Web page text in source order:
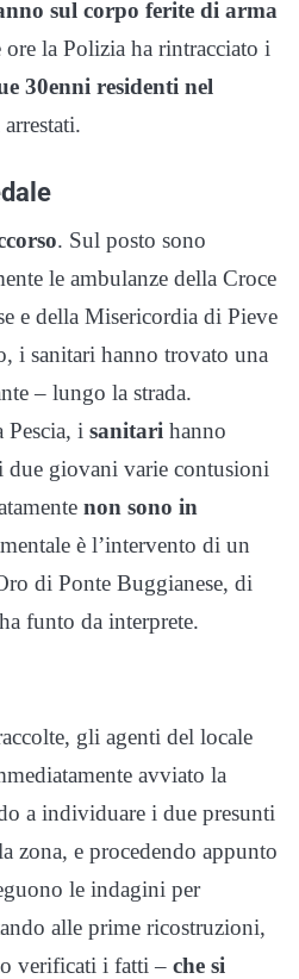
sul corpo ferite di arma
la Polizia ha rintracciato i
30enni residenti nel
. Sul posto sono
le ambulanze della Croce
e della Misericordia di Pieve
i sanitari hanno trovato una
– lungo la strada.
Pescia, i sanitari hanno
due giovani varie contusioni
non sono in
è l’intervento di un
di Ponte Buggianese, di
funto da interprete.
gli agenti del locale
avviato la
a individuare i due presunti
zona, e procedendo appunto
le indagini per
alle prime ricostruzioni,
verificati i fatti – che si